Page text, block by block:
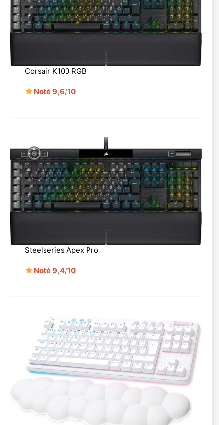
Corsair K100 RGB
Noté 9,6/10
Steelseries Apex Pro
Noté 9,4/10